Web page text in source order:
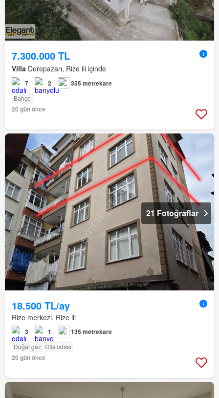
7.300.000 TL
Villa Derepazarı, Rize ili içinde
7 2 355 metrekare
Bahçe
20 gün önce
21 Fotoğraflar
18.500 TL/ay
Rize merkezi, Rize ili
3 1 135 metrekare
Doğal gaz Ofis odası
20 gün önce